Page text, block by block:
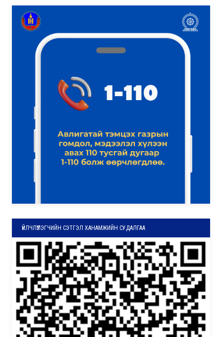
ҮЙЛЧЛҮҮЛЭГЧИЙН СЭТГЭЛ ХАНАМЖИЙН СУДАЛГАА